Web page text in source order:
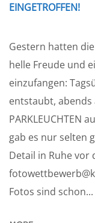
EINGETROFFEN!
Gestern hatten
helle Freude und
einzufangen:
entstaubt, abends
PARKLEUCHTEN
gab es nur selten
Detail in Ruhe vor
Fotos sind schon...